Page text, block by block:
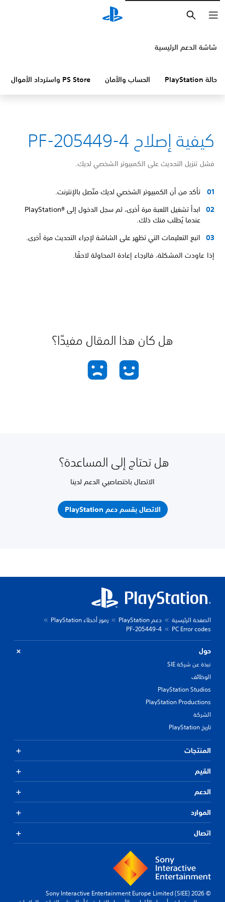
شاشة الدعم الرئيسية
حالة PlayStation الحساب والأمان PS Store واسترداد الأموال
كيفية إصلاح PF-205449-4
فشل تنزيل التحديث على الكمبيوتر الشخصي لديك.
تأكد من أن الكمبيوتر الشخصي لديك متّصل بالإنترنت.
ابدأ تشغيل اللعبة مرة أخرى، ثم سجل الدخول إلى PlayStation®‎
عندما يُطلب منك ذلك.
اتبع التعليمات التي تظهر على الشاشة لإجراء التحديث مرة أخرى.
إذا عاودت المشكلة، فالرجاء إعادة المحاولة لاحقًا.
هل كان هذا المقال مفيدًا؟
هل تحتاج إلى المساعدة؟
الاتصال باختصاصيي الدعم لدينا
الاتصال بقسم دعم PlayStation
الصفحة الرئيسية دعم PlayStation
رموز أخطاء PlayStation
PC Error codes
PF-205449-4
حول
نبذة عن شركة SIE
الوظائف
PlayStation Studios
PlayStation Productions
الشركة
تاريخ PlayStation
المنتجات
القيم
الدعم
الموارد
اتصال
© 2026 Sony Interactive Entertainment Europe Limited (SIEE)